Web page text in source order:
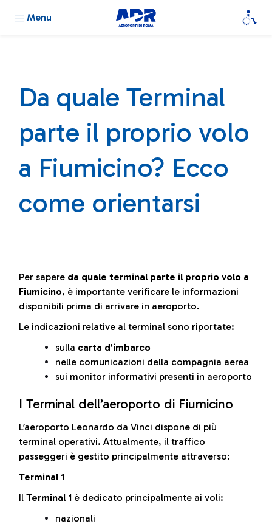
Menu
Da quale Terminal
parte il proprio volo
a Fiumicino? Ecco
come orientarsi
Per sapere da quale terminal parte il proprio volo a
Fiumicino, è importante verificare le informazioni
disponibili prima di arrivare in aeroporto.
Le indicazioni relative al terminal sono riportate:
sulla carta d’imbarco
nelle comunicazioni della compagnia aerea
sui monitor informativi presenti in aeroporto
I Terminal dell’aeroporto di Fiumicino
L’aeroporto Leonardo da Vinci dispone di più
terminal operativi. Attualmente, il traffico
passeggeri è gestito principalmente attraverso:
Terminal 1
Il Terminal 1 è dedicato principalmente ai voli:
nazionali